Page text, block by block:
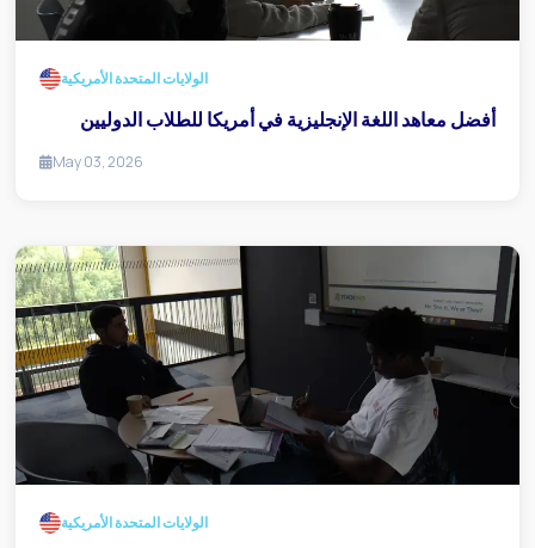
الولايات المتحدة الأمريكية
أفضل معاهد اللغة الإنجليزية في أمريكا للطلاب الدوليين
May 03, 2026
الولايات المتحدة الأمريكية